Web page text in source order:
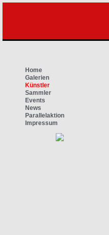
Home
Galerien
Künstler
Sammler
Events
News
Parallelaktion
Impressum